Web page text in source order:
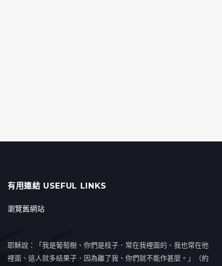
有用連結 USEFUL LINKS
瀏覽舊網站
耶穌說：「我是葡萄樹、你們是枝子．常在我裡面的、我也常在他
裡面、這人就多結果子．因為離了我、你們就不能作甚麼。」（約